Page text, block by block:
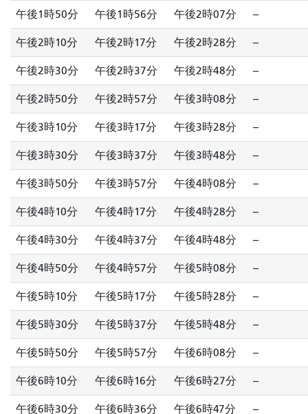
午後1時50分 午後1時56分 午後2時07分 --
午後2時10分 午後2時17分 午後2時28分 --
午後2時30分 午後2時37分 午後2時48分 --
午後2時50分 午後2時57分 午後3時08分 --
午後3時10分 午後3時17分 午後3時28分 --
午後3時30分 午後3時37分 午後3時48分 --
午後3時50分 午後3時57分 午後4時08分 --
午後4時10分 午後4時17分 午後4時28分 --
午後4時30分 午後4時37分 午後4時48分 --
午後4時50分 午後4時57分 午後5時08分 --
午後5時10分 午後5時17分 午後5時28分 --
午後5時30分 午後5時37分 午後5時48分 --
午後5時50分 午後5時57分 午後6時08分 --
午後6時10分 午後6時16分 午後6時27分 --
午後6時30分 午後6時36分 午後6時47分 --